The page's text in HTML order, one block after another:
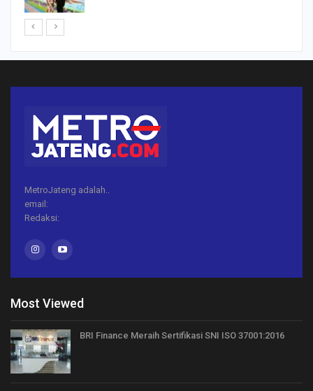
MetroJateng adalah..
email:
Redaksi:
Most Viewed
BRI Finance Meraih Sertifikasi SNI ISO 37001:2016